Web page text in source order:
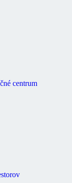
centrum